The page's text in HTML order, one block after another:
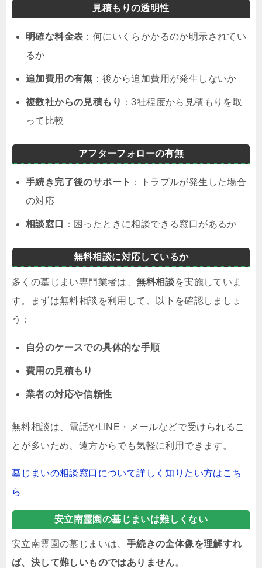
見積もりの透明性
明確な料金表 ：何にいくらかかるのか明示されてい
るか
追加費用の有無 ：後から追加費用が発生しないか
複数社からの見積もり ：3社程度から見積もりを取
って比較
アフターフォローの有無
手続き完了後のサポート ：トラブルが発生した場合
の対応
相談窓口 ：困ったときに相談できる窓口があるか
無料相談に対応しているか
多くの墓じまい専門業者は、無料相談を実施していま
す。まずは無料相談を利用して、以下を確認しましょ
う：
自分のケースでの具体的な手順
費用の見積もり
業者の対応や信頼性
無料相談は、電話やLINE・メールなどで受けられるこ
とが多いため、遠方からでも気軽に利用できます。
墓じまいの相談窓口について詳しく知りたい方はこち
ら
安立南霊園の墓じまいは難しくない
安立南霊園の墓じまいは、 手続きの全体像を理解すれ
ば、決して難しいものではありません。